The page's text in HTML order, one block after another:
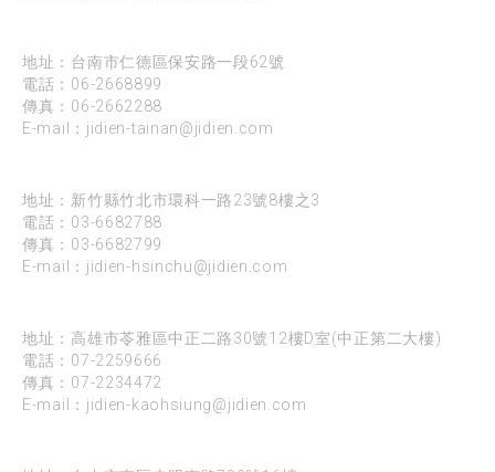
地址：台南市仁德區保安路一段62號
電話： 06-2668899
傳真：06-2662288
E-mail： jidien-tainan@jidien.com
地址：新竹縣竹北市環科一路23號8樓之3
電話： 03-6682788
傳真：03-6682799
E-mail： jidien-hsinchu@jidien.com
地址：高雄市苓雅區中正二路30號12樓D室(中正第二大樓)
電話： 07-2259666
傳真：07-2234472
E-mail： jidien-kaohsiung@jidien.com